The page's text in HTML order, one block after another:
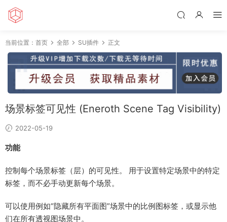
当前位置： 首页 全部 SU插件 正文
场景标签可见性 (Eneroth Scene Tag Visibility)
2022-05-19
功能
控制每个场景标签（层）的可见性。 用于设置特定场景中的特定
标签，而不必手动更新每个场景。
可以使用例如“隐藏所有平面图”场景中的比例图标签，或显示他
们在所有透视图场景中。